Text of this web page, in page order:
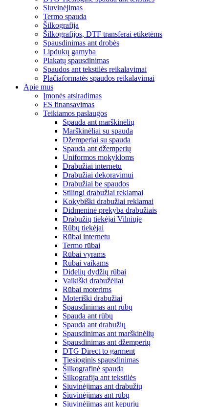
Siuvinėjimas
Termo spauda
Šilkografija
Šilkografijos, DTF transferai etiketėms
Spausdinimas ant drobės
Lipdukų gamyba
Plakatų spausdinimas
Spaudos ant tekstilės reikalavimai
Plačiaformatės spaudos reikalavimai
Apie mus
Įmonės atsiradimas
ES finansavimas
Teikiamos paslaugos
Spauda ant marškinėlių
Marškinėliai su spauda
Džemperiai su spauda
Spauda ant džemperių
Uniformos mokykloms
Drabužiai internetu
Drabužiai dekoravimui
Drabužiai be spaudos
Stilingi drabužiai reklamai
Kokybiški drabužiai reklamai
Didmeninė prekyba drabužiais
Drabužių tiekėjai Vilniuje
Rūbų tiekėjai
Rūbai internetu
Termo rūbai
Rūbai vyrams
Rūbai vaikams
Didelių dydžių rūbai
Vaikiški drabužėliai
Rūbai moterims
Moteriški drabužiai
Spausdinimas ant rūbų
Spauda ant rūbų
Spauda ant drabužių
Spausdinimas ant marškinėlių
Spausdinimas ant džemperių
DTG Direct to garment
Tiesioginis spausdinimas
Šilkografinė spauda
Šilkografija ant tekstilės
Siuvinėjimas ant drabužių
Siuvinėjimas ant rūbų
Siuvinėjimas ant kepurių